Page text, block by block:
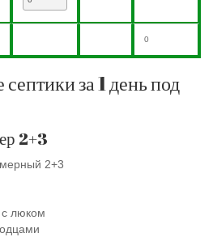
0
за 1 день под
2+3
люком